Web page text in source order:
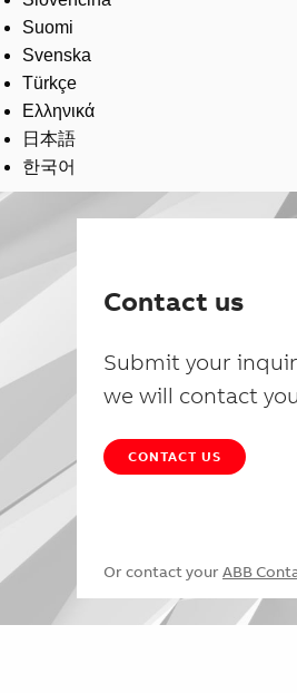
Suomi
Svenska
Türkçe
Ελληνικά
日本語
한국어
Contact us
Submit your
we will contact you
CONTACT US
Or contact your ABB